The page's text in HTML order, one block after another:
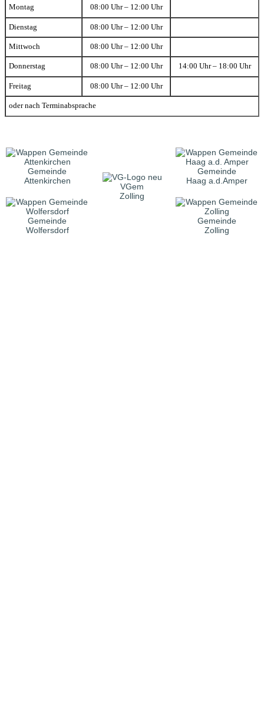
Montag 08:00 Uhr – 12:00 Uhr
Dienstag 08:00 Uhr – 12:00 Uhr
Mittwoch 08:00 Uhr – 12:00 Uhr
Donnerstag 08:00 Uhr – 12:00 Uhr 14:00 Uhr – 18:00 Uhr
Freitag 08:00 Uhr – 12:00 Uhr
oder nach Terminabsprache
Gemeinde
Attenkirchen
VGem
Zolling
Gemeinde
Haag a.d.Amper
Gemeinde
Wolfersdorf
Gemeinde
Zolling